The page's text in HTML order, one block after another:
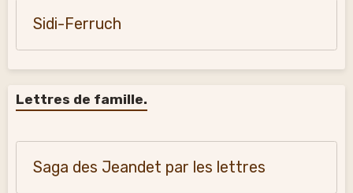
Sidi-Ferruch
Lettres de famille.
Saga des Jeandet par les lettres